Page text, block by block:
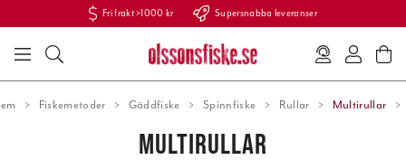
Fri frakt >1000 kr Supersnabba leveranser
Fiskemetoder Gäddfiske Spinnfiske Rullar Multirullar
MULTIRULLAR